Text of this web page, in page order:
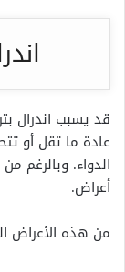
اندرال 40
قد يسبب اندرال
عادة ما تقل أو
الدواء. وبالرغم
أعراض.
من هذه الأعراض